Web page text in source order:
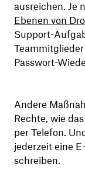
ausreichen. Je
Ebenen von
Support-
Passwort-
Andere
Rechte, wie
per Telefon.
jederzeit eine
schreiben.